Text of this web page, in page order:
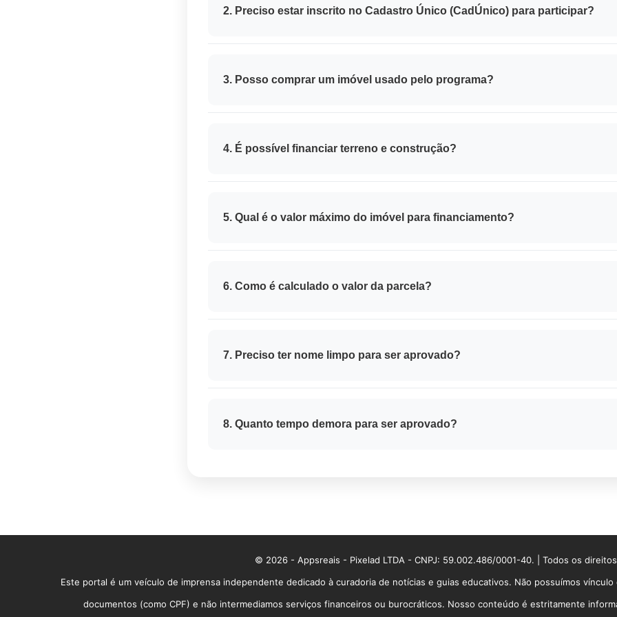
2. Preciso estar inscrito no Cadastro Único (CadÚnico) para participar?
3. Posso comprar um imóvel usado pelo programa?
4. É possível financiar terreno e construção?
5. Qual é o valor máximo do imóvel para financiamento?
6. Como é calculado o valor da parcela?
orçamento.
7. Preciso ter nome limpo para ser aprovado?
8. Quanto tempo demora para ser aprovado?
© 2026 - Appsreais - Pixelad LTDA - CNPJ: 59.002.486/0001-40. | Todos os
Este portal é um veículo de imprensa independente dedicado à curadoria de notícias e guias educativos. Não possuímos
documentos (como CPF) e não intermediamos serviços financeiros ou burocráticos. Nosso conteúdo é estritamente